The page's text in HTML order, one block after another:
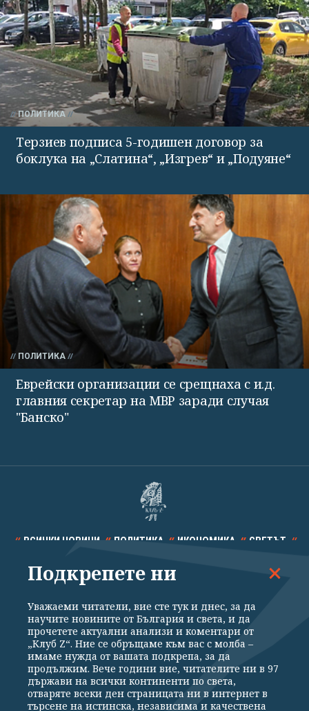
ПОЛИТИКА
Терзиев подписа 5-годишен договор за
боклука на „Слатина“, „Изгрев“ и „Подуяне“
ПОЛИТИКА
Еврейски организации се срещнаха с и.д.
главния секретар на МВР заради случая
"Банско"
ВСИЧКИ НОВИНИ ПОЛИТИКА ИКОНОМИКА СВЕТЪТ
СПОРТ КУЛТУРА ТЕХНОЛОГИИ КАЛЕЙДОСКОП
Общи условия
Политика за поверителност
Реклама
Партньори Контакти
За Клуб Z
Подкрепете ни
Уважаеми читатели, вие сте тук и днес, за да
научите новините от България и света, и да
прочетете актуални анализи и коментари от
„Клуб Z“. Ние се обръщаме към вас с молба –
имаме нужда от вашата подкрепа, за да
продължим. Вече години вие, читателите ни в 97
държави на всички континенти по света,
отваряте всеки ден страницата ни в интернет в
търсене на истинска, независима и качествена